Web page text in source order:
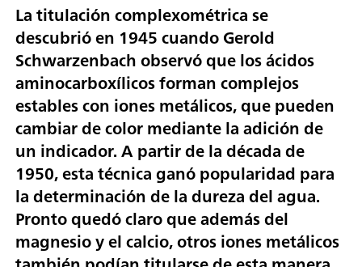
La titulación complexométrica se
descubrió en 1945 cuando Gerold
Schwarzenbach observó que los ácidos
aminocarboxílicos forman complejos
estables con iones metálicos, que pueden
cambiar de color mediante la adición de
un indicador. A partir de la década de
1950, esta técnica ganó popularidad para
la determinación de la dureza del agua.
Pronto quedó claro que además del
magnesio y el calcio, otros iones metálicos